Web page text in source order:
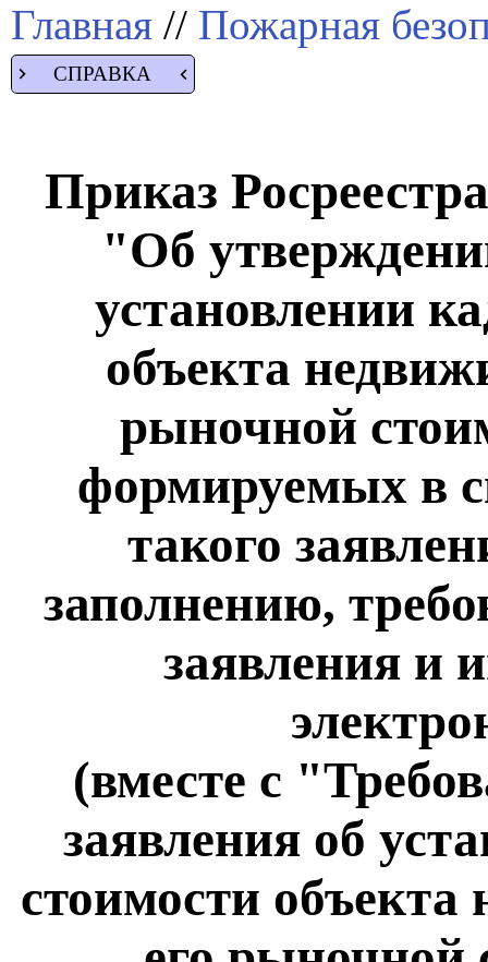
Главная // Пожарная
СПРАВКА
Приказ
"Об
установлении
объекта
рыночной
формируемых в
такого
заполнению,
заявления и
(вместе с
заявления об
стоимости объекта